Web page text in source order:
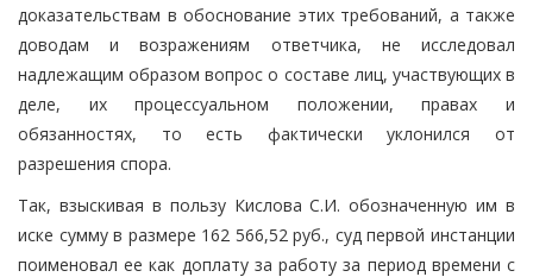
доказательствам в обоснование этих требований, а также
доводам и возражениям ответчика, не исследовал
надлежащим образом вопрос о составе лиц, участвующих в
деле, их процессуальном положении, правах и
обязанностях, то есть фактически уклонился от
разрешения спора.
Так, взыскивая в пользу Кислова С.И. обозначенную им в
иске сумму в размере 162 566,52 руб., суд первой инстанции
поименовал ее как доплату за работу за период времени с